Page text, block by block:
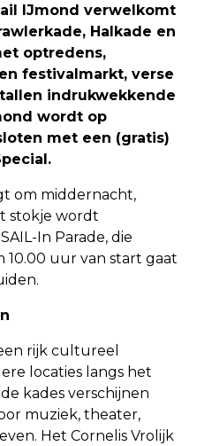
IJmond verwelkomt
Halkade en
optredens,
festivalmarkt, verse
indrukwekkende
wordt op
met een (gratis)
om middernacht,
stokje wordt
In Parade, die
10.00 uur van start gaat
rijk cultureel
locaties langs het
kades verschijnen
muziek, theater,
Het Cornelis Vrolijk